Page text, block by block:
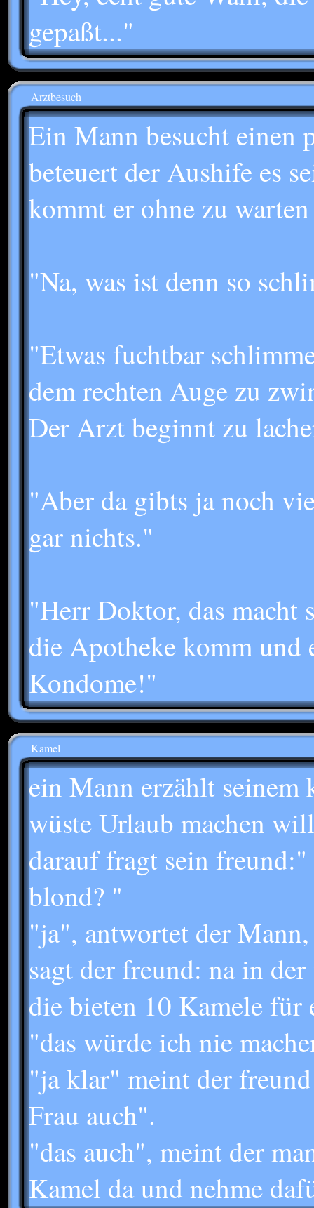
gepaßt..."
Arztbesuch
Ein Mann besucht einen
beteuert der Aushife es
kommt er ohne zu
"Na, was ist denn so
"Etwas fuchtbar
dem rechten Auge zu
Der Arzt beginnt zu
"Aber da gibts ja noch
gar nichts."
"Herr Doktor, das macht
die Apotheke komm
Kondome!"
Kamel
ein Mann erzählt seinem
wüste Urlaub machen
darauf fragt sein
blond? "
"ja", antwortet der
sagt der freund: na in
die bieten 10 Kamele für
"das würde ich nie
"ja klar" meint der
Frau auch".
"das auch", meint der
Kamel da und nehme